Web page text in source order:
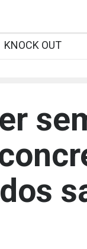
KNOCK OUT